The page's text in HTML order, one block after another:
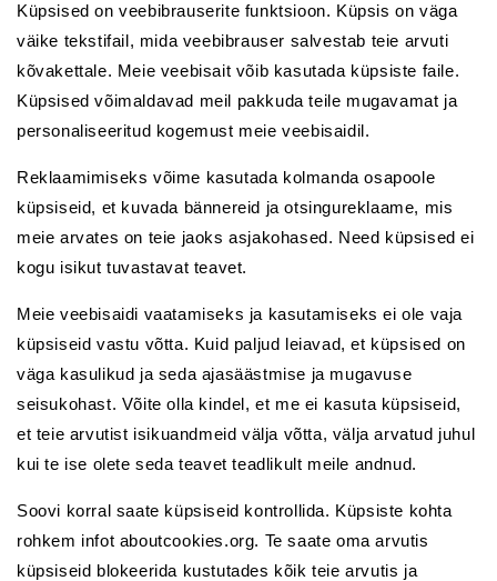
Küpsised on veebibrauserite funktsioon. Küpsis on väga
väike tekstifail, mida veebibrauser salvestab teie arvuti
kõvakettale. Meie veebisait võib kasutada küpsiste faile.
Küpsised võimaldavad meil pakkuda teile mugavamat ja
personaliseeritud kogemust meie veebisaidil.
Reklaamimiseks võime kasutada kolmanda osapoole
küpsiseid, et kuvada bännereid ja otsingureklaame, mis
meie arvates on teie jaoks asjakohased. Need küpsised ei
kogu isikut tuvastavat teavet.
Meie veebisaidi vaatamiseks ja kasutamiseks ei ole vaja
küpsiseid vastu võtta. Kuid paljud leiavad, et küpsised on
väga kasulikud ja seda ajasäästmise ja mugavuse
seisukohast. Võite olla kindel, et me ei kasuta küpsiseid,
et teie arvutist isikuandmeid välja võtta, välja arvatud juhul
kui te ise olete seda teavet teadlikult meile andnud.
Soovi korral saate küpsiseid kontrollida. Küpsiste kohta
rohkem infot aboutcookies.org. Te saate oma arvutis
küpsiseid blokeerida kustutades kõik teie arvutis ja